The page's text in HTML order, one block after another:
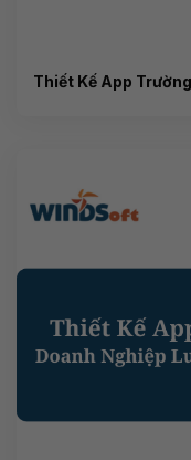
Thiết Kế App